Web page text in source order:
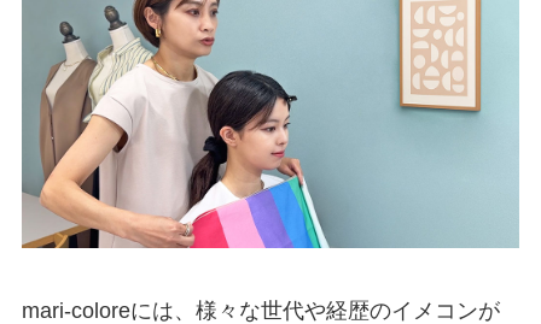
mari-coloreには、様々な世代や経歴のイメコンが